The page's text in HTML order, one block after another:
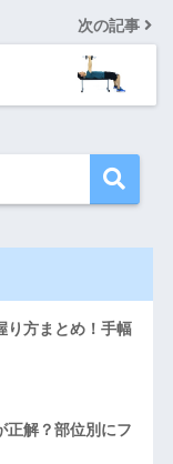
次の記事
り方まとめ！手幅
正解？部位別にフ